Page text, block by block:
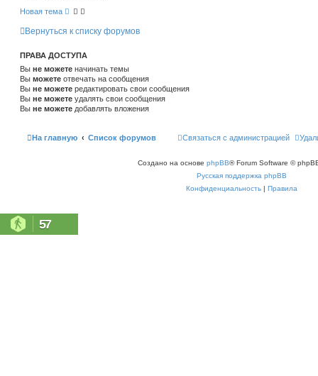
Новая тема
Вернуться к списку форумов
ПРАВА ДОСТУПА
Вы не можете начинать темы
Вы можете отвечать на сообщения
Вы не можете редактировать свои сообщения
Вы не можете удалять свои сообщения
Вы не можете добавлять вложения
На главную Список форумов Связаться с администрацией
Создано на основе phpBB® Forum Software ©
Русская поддержка phpBB
Конфиденциальность | Правила
57